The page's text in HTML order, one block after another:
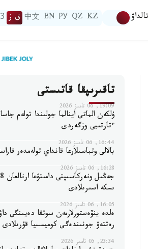
تالداۋ KZ
QZ
РУ
EN
中文 ق ز
تاقىرىپقا قاتىستى
19:09, 06 تامىز 2026
ۇلكەن الماتى اينالما جولىندا تولەم
ءتارتىبى وزگەردى
16:44, 06 تامىز 2026
بالالى وتباسىلارعا قانداي تولەمدەر
16:28, 06 تامىز 2026
ىسكە اسىرىلادى
16:05, 06 تامىز 2026
ەلدە ينۆەستورلارمەن سوتقا دەيىنگى
رەتتەۋ جونىندەگى كوميسسيا قۇرىلادى
23:34, 05 تامىز 2026